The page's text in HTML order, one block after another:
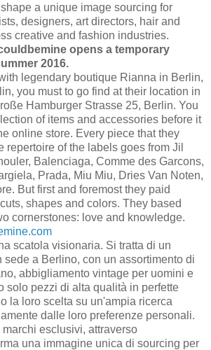
a unique image sourcing for
designers, art directors, hair and
creative and fashion industries.
opens a temporary
2016.
legendary boutique Rianna in Berlin,
you must to go find at their location in
Hamburger Strasse 25, Berlin. You
of items and accessories before it
online store. Every piece that they
repertoire of the labels goes from Jil
Balenciaga, Comme des Garcons,
Prada, Miu Miu, Dries Van Noten,
But first and foremost they paid
shapes and colors. They based
cornerstones: love and knowledge.
scatola visionaria. Si tratta di un
sede a Berlino, con un assortimento di
abbigliamento vintage per uomini e
solo pezzi di alta qualità in perfette
la loro scelta su un'ampia ricerca
dalle loro preferenze personali.
esclusivi, attraverso
una immagine unica di sourcing per